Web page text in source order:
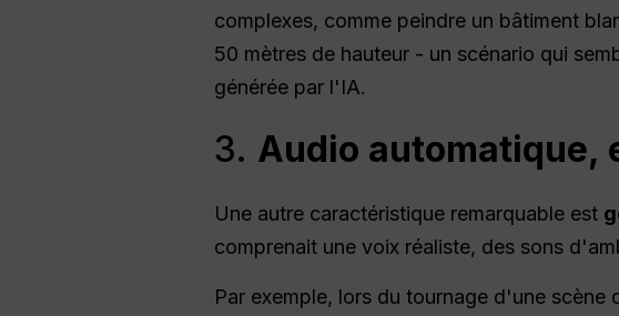
complexes, comme peindre un bâtiment
50 mètres de hauteur - un scénario qui
générée par l'IA.
3. Audio automatique,
Une autre caractéristique remarquable est
comprenait une voix réaliste, des sons
Par exemple, lors du tournage d'une